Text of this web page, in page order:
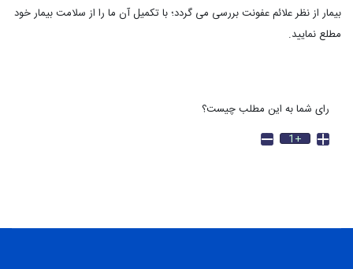
بیمار از نظر علائم عفونت بررسی می گردد؛ با تکمیل آن ما را از سلامت بیمار خود
مطلع نمایید.
رای شما به این مطلب چیست؟
+1